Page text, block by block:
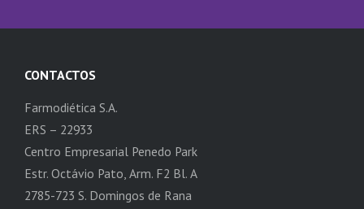
CONTACTOS
Farmodiética S.A.
ERS – 22933
Centro Empresarial Penedo Park
Estr. Octávio Pato, Arm. F2 Bl. A
2785-723 S. Domingos de Rana